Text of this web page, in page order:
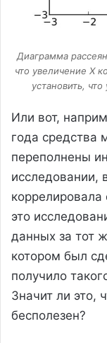
Диаграмма
что увеличение X
установить,
Или вот,
года средства
переполнены
исследовании,
это
данных за тот
котором был
получило
Значит ли это,
бесполезен?